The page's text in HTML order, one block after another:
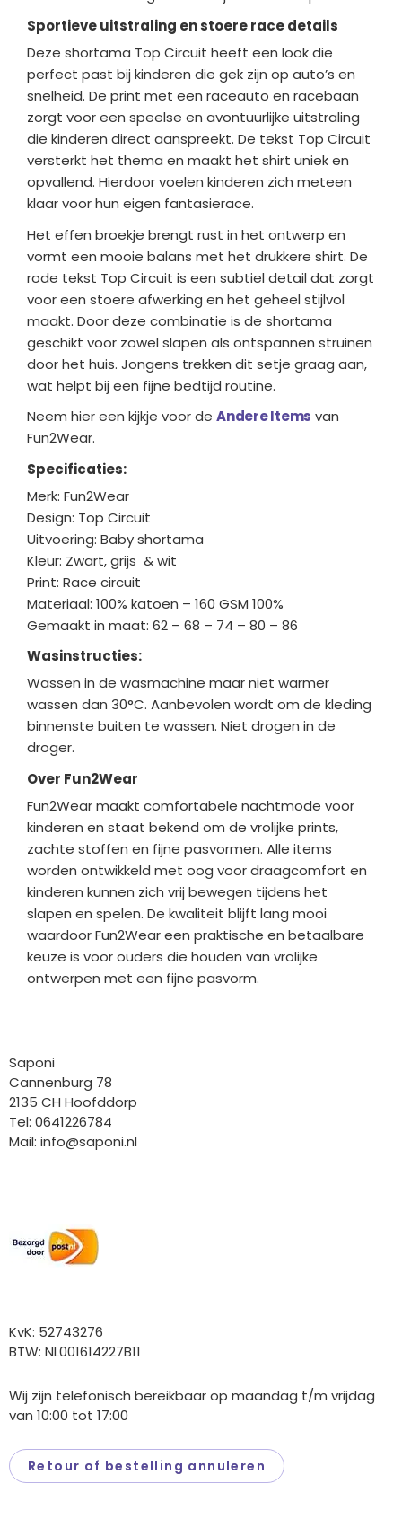
Sportieve uitstraling en stoere race details
Deze shortama Top Circuit heeft een look die
perfect past bij kinderen die gek zijn op auto’s en
snelheid. De print met een raceauto en racebaan
zorgt voor een speelse en avontuurlijke uitstraling
die kinderen direct aanspreekt. De tekst Top Circuit
versterkt het thema en maakt het shirt uniek en
opvallend. Hierdoor voelen kinderen zich meteen
klaar voor hun eigen fantasierace.
Het effen broekje brengt rust in het ontwerp en
vormt een mooie balans met het drukkere shirt. De
rode tekst Top Circuit is een subtiel detail dat zorgt
voor een stoere afwerking en het geheel stijlvol
maakt. Door deze combinatie is de shortama
geschikt voor zowel slapen als ontspannen struinen
door het huis. Jongens trekken dit setje graag aan,
wat helpt bij een fijne bedtijd routine.
Neem hier een kijkje voor de Andere Items van
Fun2Wear.
Specificaties:
Merk: Fun2Wear
Design: Top Circuit
Uitvoering: Baby shortama
Kleur: Zwart, grijs & wit
Print: Race circuit
Materiaal: 100% katoen – 160 GSM 100%
Gemaakt in maat: 62 – 68 – 74 – 80 – 86
Wasinstructies:
Wassen in de wasmachine maar niet warmer
wassen dan 30°C. Aanbevolen wordt om de kleding
binnenste buiten te wassen. Niet drogen in de
droger.
Over Fun2Wear
Fun2Wear maakt comfortabele nachtmode voor
kinderen en staat bekend om de vrolijke prints,
zachte stoffen en fijne pasvormen. Alle items
worden ontwikkeld met oog voor draagcomfort en
kinderen kunnen zich vrij bewegen tijdens het
slapen en spelen. De kwaliteit blijft lang mooi
waardoor Fun2Wear een praktische en betaalbare
keuze is voor ouders die houden van vrolijke
ontwerpen met een fijne pasvorm.
Saponi
Cannenburg 78
2135 CH Hoofddorp
Tel: 0641226784
Mail: info@saponi.nl
KvK: 52743276
BTW: NL001614227B11
Wij zijn telefonisch bereikbaar op maandag t/m vrijdag
van 10:00 tot 17:00
Retour of bestelling annuleren